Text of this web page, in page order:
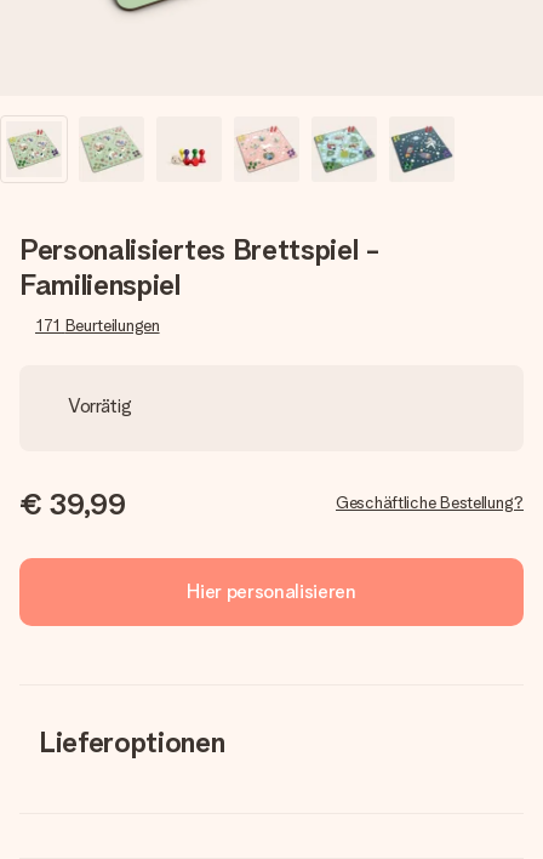
Personalisiertes Brettspiel -
Familienspiel
171 Beurteilungen
Vorrätig
€ 39,99 Geschäftliche Bestellung?
Hier personalisieren
Lieferoptionen